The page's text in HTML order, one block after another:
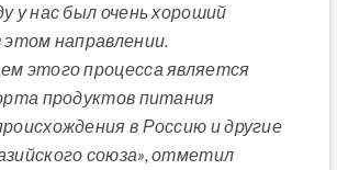
у нас был очень хороший
направлении.
этого процесса является
продуктов питания
в Россию и другие
союза», отметил